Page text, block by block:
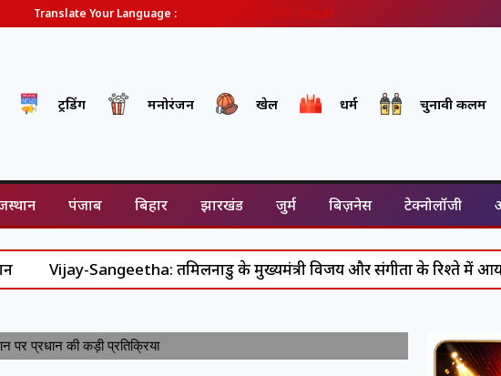
Translate Your Language : Hindi
ट्रेंडिंग मनोरंजन खेल धर्म चुनावी कलम
पंजाब बिहार झारखंड जुर्म बिज़नेस टेक्नोलॉजी
Sangeetha: तमिलनाडु के मुख्यमंत्री विजय और संगीता के रिश्ते में आया नया
प्रधान की कड़ी प्रतिक्रिया